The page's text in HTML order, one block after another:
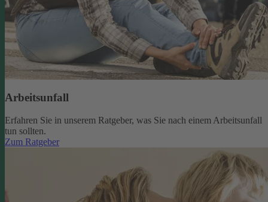
Arbeitsunfall
Erfahren Sie in unserem Ratgeber, was Sie nach einem Arbeitsunfall
tun sollten.
Zum Ratgeber